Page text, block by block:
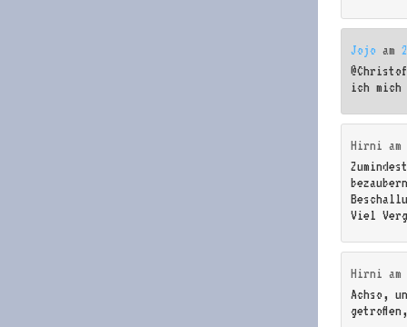
Jojo am
ich mich
Hirni am
Viel
Hirni am
Achso,